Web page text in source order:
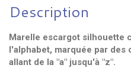
Description
Marelle escargot silhouette
l'alphabet, marquée par des
allant de la "a" jusqu'à "z".